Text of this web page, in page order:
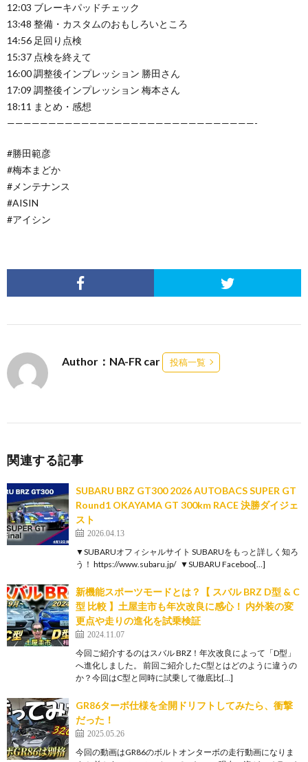
12:03 ブレーキパッドチェック
13:48 整備・カスタムのおもしろいところ
14:56 足回り点検
15:37 点検を終えて
16:00 調整後インプレッション 勝田さん
17:09 調整後インプレッション 梅本さん
18:11 まとめ・感想
——————————————————————————————-
#勝田範彦
#梅本まどか
#メンテナンス
#AISIN
#アイシン
Author：NA-FR car 投稿一覧
関連する記事
SUBARU BRZ GT300 2026 AUTOBACS SUPER GT
Round1 OKAYAMA GT 300km RACE 決勝ダイジェ
スト
2026.04.13
▼SUBARUオフィシャルサイト SUBARUをもっと詳しく知ろ
う！ https://www.subaru.jp/ ▼SUBARU Faceboo[…]
新機能スポーツモードとは？【 スバル BRZ D型 & C
型 比較 】土屋圭市も年次改良に感心！ 内外装の変
更点や走りの進化を試乗検証
2024.11.07
今回ご紹介するのはスバル BRZ！年次改良によって「D型」
へ進化しました。 前回ご紹介したC型とはどのように違うの
か？今回はC型と同時に試乗して徹底比[…]
GR86ターボ仕様を全開ドリフトしてみたら、衝撃
だった！
2025.05.26
今回の動画はGR86のボルトオンターボの走行動画になりま